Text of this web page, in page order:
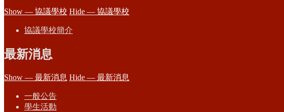
Show — 協議學校 Hide — 協議學校
協議學校簡介
最新消息
Show — 最新消息 Hide — 最新消息
一般公告
學生活動